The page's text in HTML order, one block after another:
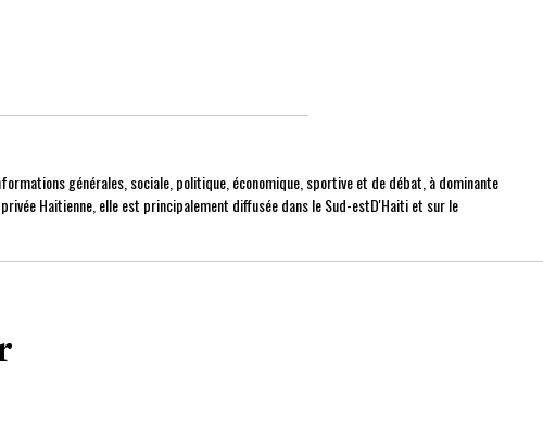
générales, sociale, politique, économique, sportive et de débat, à dominante
Haitienne, elle est principalement diffusée dans le Sud-estD'Haiti et sur le